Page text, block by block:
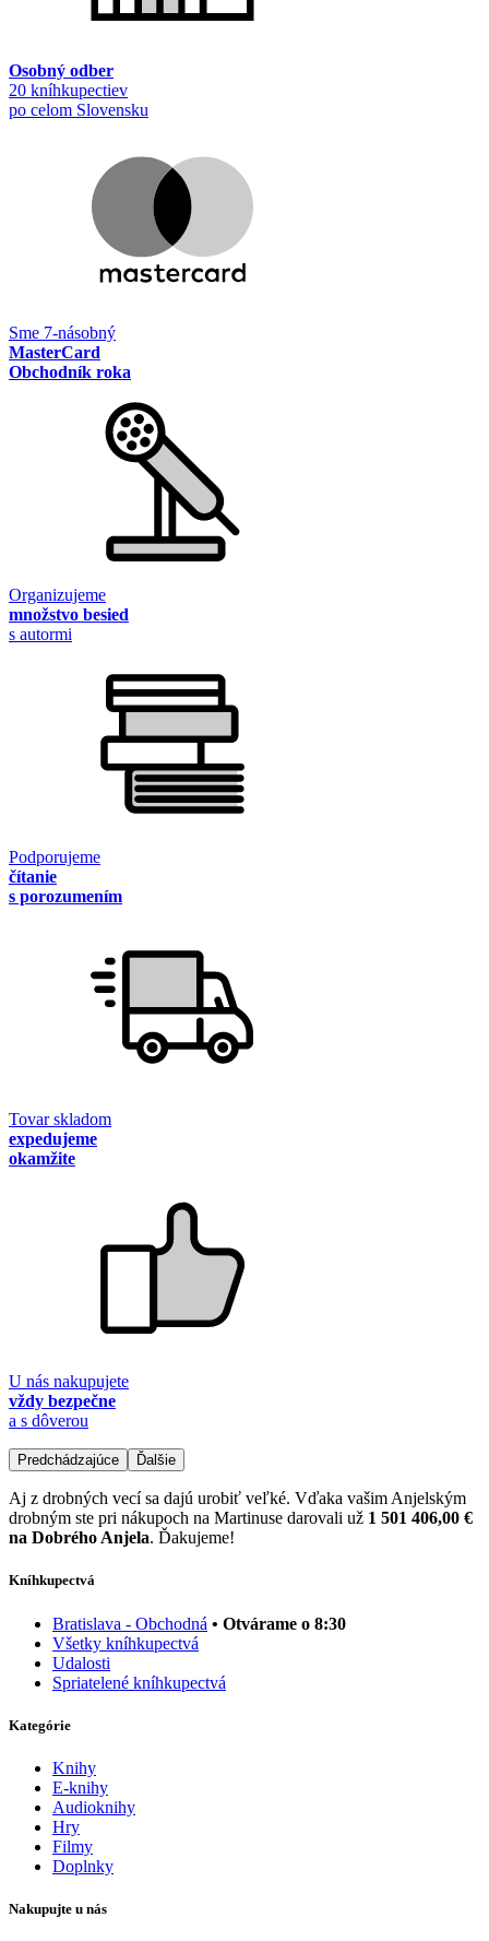
Osobný odber
20 kníhkupectiev
po celom Slovensku
Sme 7-násobný
MasterCard
Obchodník roka
Organizujeme
množstvo besied
s autormi
Podporujeme
čítanie
s porozumením
Tovar skladom
expedujeme
okamžite
U nás nakupujete
vždy bezpečne
a s dôverou
Predchádzajúce Ďalšie
Aj z drobných vecí sa dajú urobiť veľké. Vďaka vašim Anjelským
drobným ste pri nákupoch na Martinuse darovali už 1 501 406,00 €
na Dobrého Anjela. Ďakujeme!
Kníhkupectvá
Bratislava - Obchodná • Otvárame o 8:30
Všetky kníhkupectvá
Udalosti
Spriatelené kníhkupectvá
Kategórie
Knihy
E-knihy
Audioknihy
Hry
Filmy
Doplnky
Nakupujte u nás